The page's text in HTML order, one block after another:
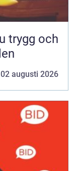
02 augusti 2026